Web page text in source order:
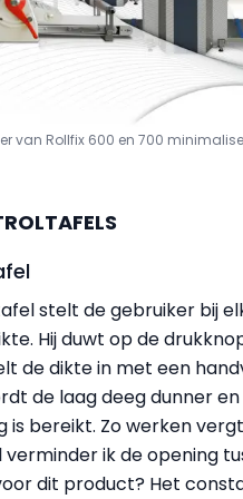
van Rollfix 600 en 700
stelt de gebruiker bij
Hij duwt op de
de dikte in met een
de laag deeg dunner
is bereikt. Zo werken
ik de opening
dit product? Het